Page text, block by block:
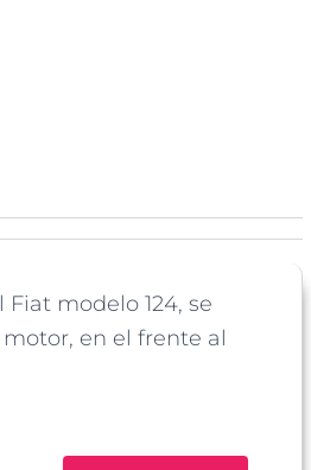
modelo 124, se
en el frente al